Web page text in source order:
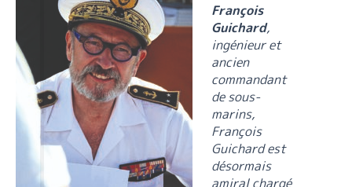
François
Guichard,
ingénieur et
ancien
commandant
de sous-
marins,
François
Guichard est
désormais
amiral chargé